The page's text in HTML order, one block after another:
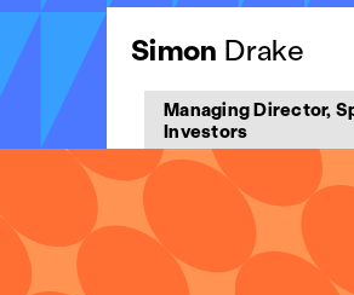
Simon Drake
Managing Director,
Investors